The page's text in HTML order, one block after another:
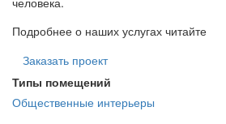
Подробнее о наших услугах читайте
Заказать проект
Типы помещений
Общественные интерьеры